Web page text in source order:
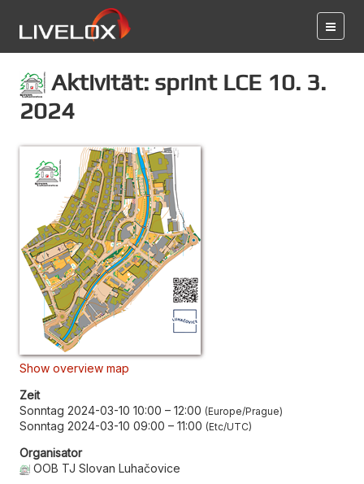
Aktivität: sprint LCE 10. 3.
2024
Show overview map
Zeit
Sonntag 2024-03-10 10:00 – 12:00 Europe/Prague
Sonntag 2024-03-10 09:00 – 11:00 Etc/UTC
Organisator
OOB TJ Slovan Luhačovice